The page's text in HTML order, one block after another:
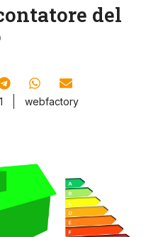
del
webfactory